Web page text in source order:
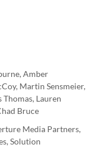
Amber
Martin Sensmeier,
Lauren
Bruce
Media Partners,
Solution